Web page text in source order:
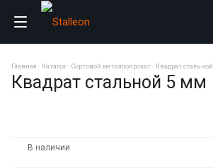
Главная Каталог Сортовой металлопрокат Квадрат стальной
Квадрат стальной 5 мм
В наличии